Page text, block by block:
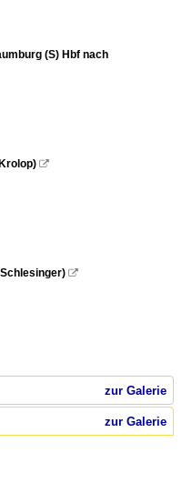
(S) Hbf nach


zur Galerie
zur Galerie